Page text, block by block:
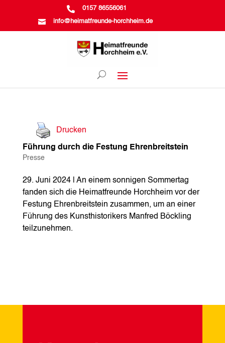
 0157 86556061
 info@heimatfreunde-horchheim.de
Drucken
Führung durch die Festung Ehrenbreitstein
Presse
29. Juni 2024 | An einem sonnigen Sommertag
fanden sich die Heimatfreunde Horchheim vor der
Festung Ehrenbreitstein zusammen, um an einer
Führung des Kunsthistorikers Manfred Böckling
teilzunehmen.